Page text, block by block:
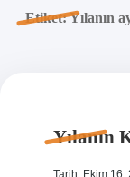
Etiket:Yılanın
Yılanın
Tarih: Ekim 16,